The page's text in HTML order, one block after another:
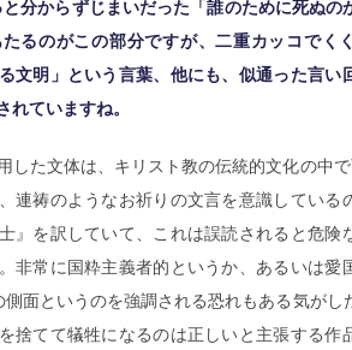
分からずじまいだった「誰のために死ぬの
るのがこの部分ですが、二重カッコでく
文明」という言葉、他にも、似通った言い
ていますね。
した文体は、キリスト教の伝統的文化の中
連祷のようなお祈りの文言を意識している
』を訳していて、これは誤読されると危険
非常に国粋主義者的というか、あるいは愛
面というのを強調される恐れもある気がし
捨てて犠牲になるのは正しいと主張する作